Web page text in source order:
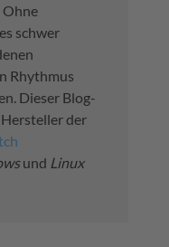
Ohne
schwer
Rhythmus
Dieser Blog-
der
und Linux